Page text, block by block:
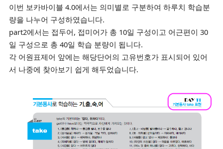
이번 보카바이블 4.0에서는 의미별로 구분하여 하루치 학습분
량을 나누어 구성하였습니다.
part2에서는 접두어, 접미어가 총 10일 구성이고 어근편이 30
일 구성으로 총 40일 학습 분량이 됩니다.
각 어원표제어 앞에는 해당단어의 고유번호가 표시되어 있어
서 나중에 찾아보기 쉽게 해두었습니다.